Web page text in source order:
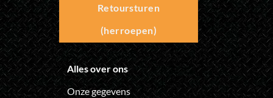
Retoursturen
(herroepen)
Alles over ons
Onze gegevens